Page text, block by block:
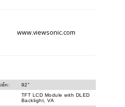
www.viewsonic.com
92"
TFT LCD Module with DLED
Backlight, VA